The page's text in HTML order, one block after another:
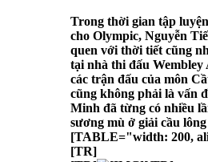
Trong thời gian tập
cho Olympic, Nguyễn
quen với thời tiết cũng
tại nhà thi đấu Wembley
các trận đấu của môn
cũng không phải là vấn
Minh đã từng có nhiều
sương mù ở giải cầu
[TABLE="width: 200,
[TR]